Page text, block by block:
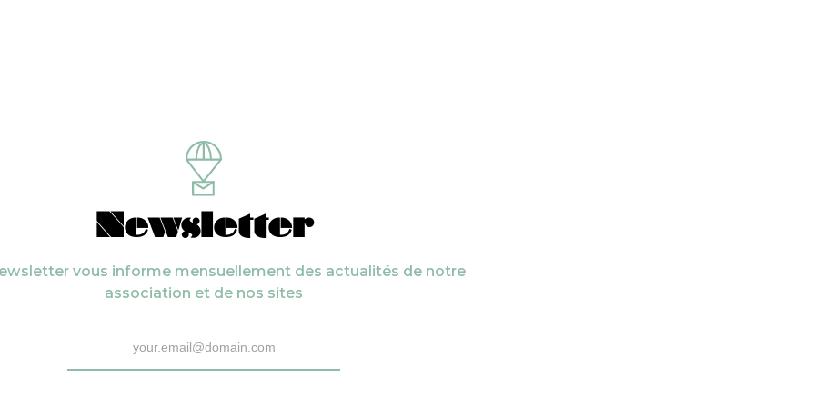
Newsletter
vous informe mensuellement des actualités de notre
association et de nos sites